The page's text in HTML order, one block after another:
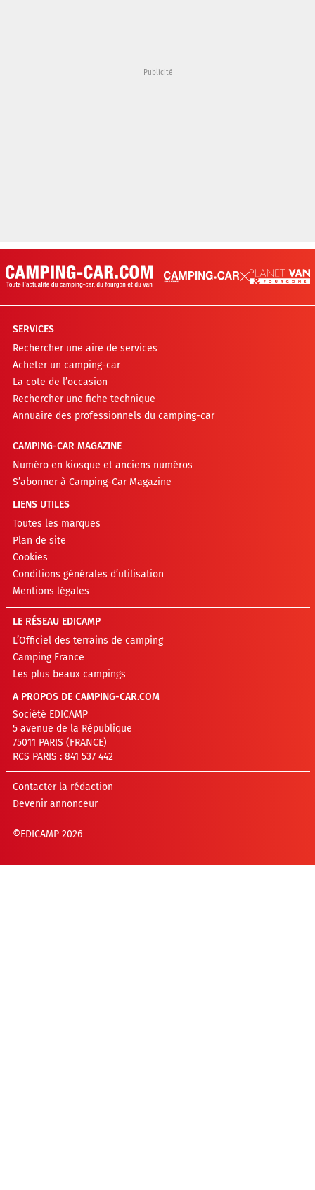
SERVICES
Rechercher une aire de services
Acheter un camping-car
La cote de l’occasion
Rechercher une fiche technique
Annuaire des professionnels du camping-car
CAMPING-CAR MAGAZINE
Numéro en kiosque et anciens numéros
S’abonner à Camping-Car Magazine
LIENS UTILES
Toutes les marques
Plan de site
Cookies
Conditions générales d’utilisation
Mentions légales
LE RÉSEAU EDICAMP
L’Officiel des terrains de camping
Camping France
Les plus beaux campings
A PROPOS DE CAMPING-CAR.COM
Société EDICAMP
5 avenue de la République
75011 PARIS (FRANCE)
RCS PARIS : 841 537 442
Contacter la rédaction
Devenir annonceur
©EDICAMP 2026